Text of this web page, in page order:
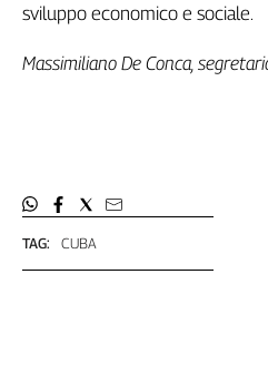
TAG: CUBA
sviluppo economico e sociale.
Massimiliano De Conca,